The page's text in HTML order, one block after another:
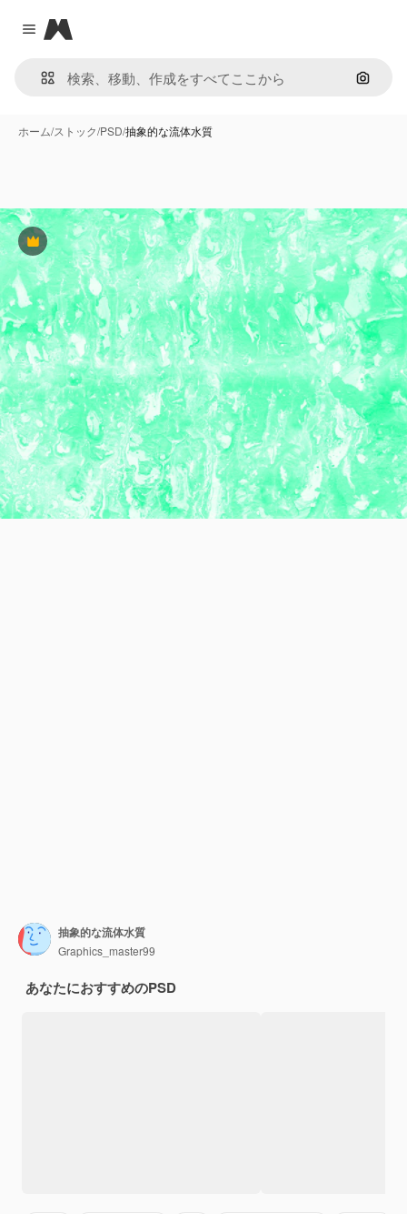
Close menu
Magnific
画像で
ホーム/ストック/PSD/抽象的な流体水質
Premium
抽象的な流体水質
Graphics_master99
あなたにおすすめのPSD